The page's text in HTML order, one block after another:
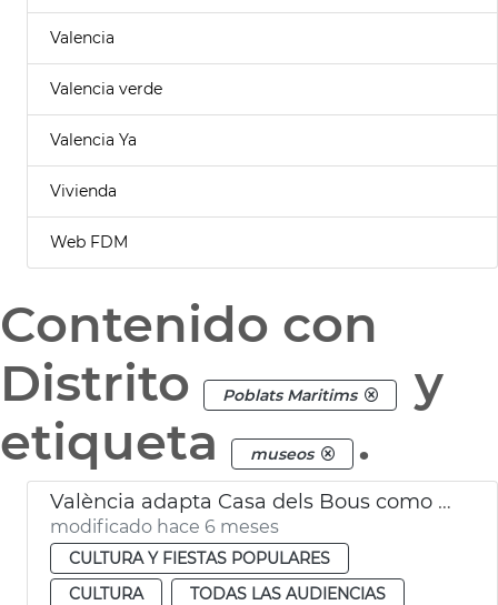
Valencia
Valencia verde
Valencia Ya
Vivienda
Web FDM
Contenido con
Distrito
Poblats Maritims
y
etiqueta
museos .
València adapta Casa dels Bous como futuro Museo del Mar
modificado hace 6 meses
CULTURA Y FIESTAS POPULARES
CULTURA
TODAS LAS AUDIENCIAS